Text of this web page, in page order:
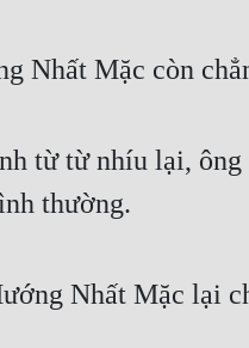
Nhất Mặc còn
từ từ nhíu lại,
thường.
Nhất Mặc lại